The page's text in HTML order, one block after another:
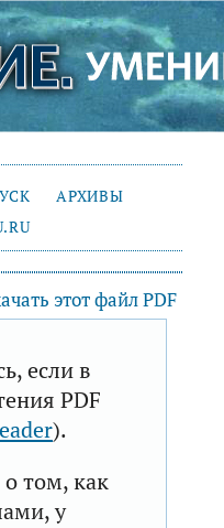
АРХИВЫ
этот файл PDF
если в
PDF
).
том, как
у